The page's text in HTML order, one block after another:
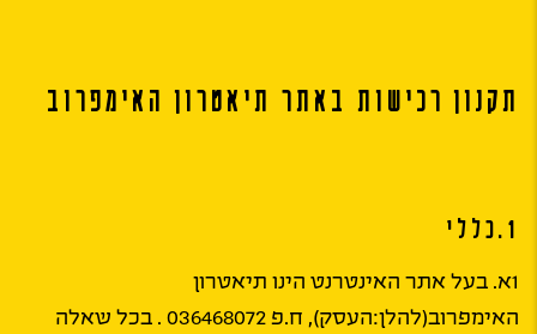
תקנון רכישות באתר תיאטרון האימפרוב
1.כללי
1א. בעל אתר האינטרנט הינו תיאטרון
האימפרוב(להלן:העסק), ח.פ 036468072 . בכל שאלה